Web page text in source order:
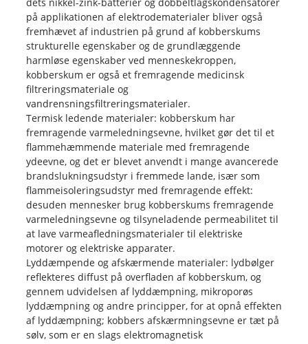
på applikationen af elektrodematerialer bliver også
fremhævet af industrien på grund af kobberskums
strukturelle egenskaber og de grundlæggende
harmløse egenskaber ved menneskekroppen,
kobberskum er også et fremragende medicinsk
filtreringsmateriale og
vandrensningsfiltreringsmaterialer.
Termisk ledende materialer: kobberskum har
fremragende varmeledningsevne, hvilket gør det til et
flammehæmmende materiale med fremragende
ydeevne, og det er blevet anvendt i mange avancerede
brandslukningsudstyr i fremmede lande, især som
flammeisoleringsudstyr med fremragende effekt:
desuden mennesker brug kobberskums fremragende
varmeledningsevne og tilsyneladende permeabilitet til
at lave varmeafledningsmaterialer til elektriske
motorer og elektriske apparater.
Lyddæmpende og afskærmende materialer: lydbølger
reflekteres diffust på overfladen af ​​kobberskum, og
gennem udvidelsen af ​​lyddæmpning, mikroporøs
lyddæmpning og andre principper, for at opnå effekten
af ​​lyddæmpning; kobbers afskærmningsevne er tæt på
sølv, som er en slags elektromagnetisk